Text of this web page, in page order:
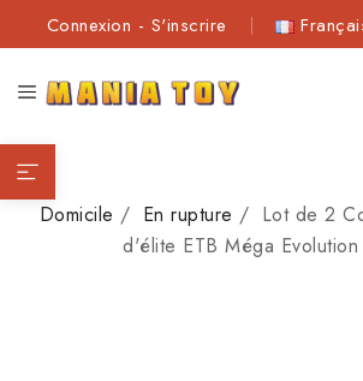
Connexion - S'inscrire
Domicile En rupture
Lot de 2
d'élite ETB Méga